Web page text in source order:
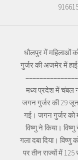
धौलपुर में महिलाओं
गुर्जर की अजमेर में हाई
मध्य प्रदेश में चंबल
जगन गुर्जर की 29 जून
गई। जगन गुर्जर को
विष्णु ने किया।
गला दबा दिया।
पर तीन राज्यों में